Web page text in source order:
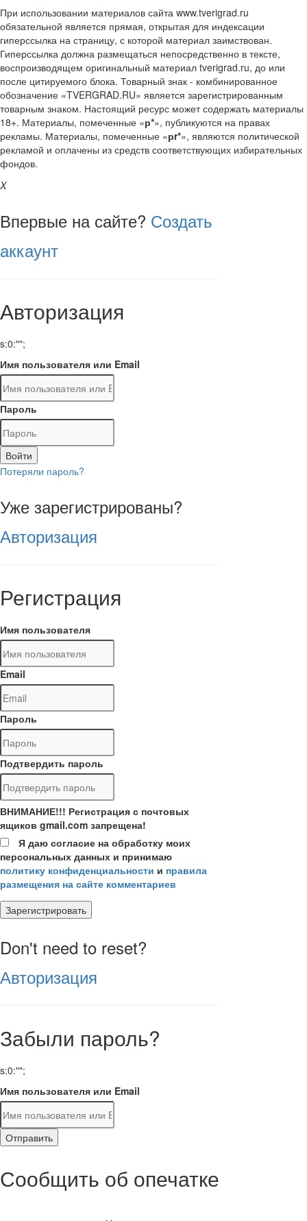
При использовании материалов сайта www.tverigrad.ru
обязательной является прямая, открытая для индексации
гиперссылка на страницу, с которой материал заимствован.
Гиперссылка должна размещаться непосредственно в тексте,
воспроизводящем оригинальный материал tverigrad.ru, до или
после цитируемого блока. Товарный знак - комбинированное
обозначение «TVERGRAD.RU» является зарегистрированным
товарным знаком. Настоящий ресурс может содержать материалы
18+. Материалы, помеченные «р*», публикуются на правах
рекламы. Материалы, помеченные «рr*», являются политической
рекламой и оплачены из средств соответствующих избирательных
фондов.
X
Впервые на сайте? Создать
аккаунт
Авторизация
s:0:"";
Имя пользователя или Email
Пароль
Войти
Потеряли пароль?
Уже зарегистрированы?
Авторизация
Регистрация
Имя пользователя
Email
Пароль
Подтвердить пароль
ВНИМАНИЕ!!! Регистрация с почтовых
ящиков gmail.com запрещена!
Я даю согласие на обработку моих
персональных данных и принимаю
политику конфиденциальности и правила
размещения на сайте комментариев
Зарегистрировать
Don't need to reset?
Авторизация
Забыли пароль?
s:0:"";
Имя пользователя или Email
Отправить
Сообщить об опечатке